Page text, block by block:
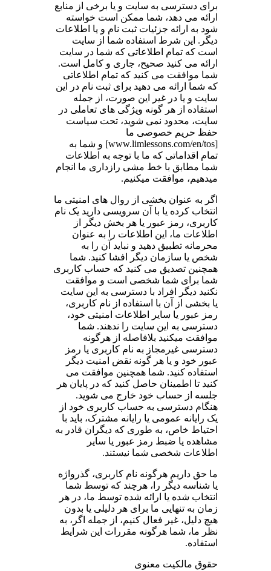
برای دسترسی به سایت و یا برخی از منابع
ارائه می دهد، شما ممکن است خواسته
شود به ارائه جزئیات ثبت نام و یا اطلاعات
دیگر. این شرط استفاده شما از سایت
است که تمام اطلاعاتی که شما در سایت
ارائه می کنید صحیح، جاری و کامل است.
شما موافقت می کنید که تمام اطلاعاتی
که شما ارائه می دهید برای ثبت نام در این
سایت و یا در غیر این صورت، از جمله
استفاده از هر گونه ویژگی های تعاملی در
سایت، محدود نمی شوید، تحت سیاست
حفظ حریم خصوصی ما
[www.limlessons.com/en/tos] و شما به
تمام اقداماتی که ما با توجه به اطلاعات
شما مطابق با خط مشی رازداری ما انجام
میدهیم، موافقت میکنیم.
اگر به عنوان بخشی از روال های امنیتی ما
انتخاب کرده یا با آن سرویسی دارید یک نام
کاربری، رمز عبور یا هر بخش دیگر از
اطلاعات ما، این اطلاعات را به عنوان
محرمانه تطبیق دهید و نباید آن را به
شخص یا سازمان دیگر افشا کنید. شما
همچنین تصدیق می کنید که حساب کاربری
شما برای شما شخصی است و موافقت
نکنید دیگر افراد با دسترسی به این سایت
یا بخشی از آن با استفاده از نام کاربری،
رمز عبور یا سایر اطلاعات امنیتی خود،
دسترسی به این سایت را ندهند. شما
موافقت میکنید بلافاصله از هرگونه
دسترسی غیرمجاز به نام کاربری یا رمز
عبور خود و یا هر گونه نقض امنیت دیگر
استفاده کنید. شما همچنین موافقت می
کنید تا اطمینان حاصل کنید که در پایان هر
جلسه از حساب خود خارج می شوید.
هنگام دسترسی به حساب کاربری خود از
یک رایانه عمومی یا رایانه مشترک، باید با
احتیاط خاص، به طوری که دیگران قادر به
مشاهده یا ضبط رمز عبور یا سایر
اطلاعات شخصی شما نیستند.
ما حق داریم هرگونه نام کاربری، گذرواژه
یا شناسه دیگر را، هرچند که توسط شما
انتخاب شده یا ارائه شده توسط ما، در هر
زمان به تنهایی ما برای هر دلیلی یا بدون
هیچ دلیل، غیر فعال کنیم، از جمله اگر، به
نظر ما، شما هرگونه مقررات این شرایط
استفاده.
حقوق مالکیت معنوی